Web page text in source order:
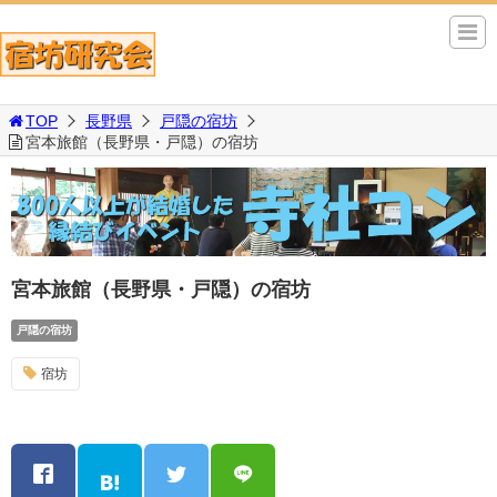
TOP 長野県
戸隠の宿坊
宮本旅館（長野県・戸隠）の宿坊
宮本旅館（長野県・戸隠）の宿坊
戸隠の宿坊
宿坊